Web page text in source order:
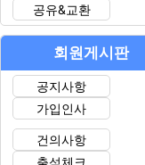
공유&교환
회원게시판
공지사항
가입인사
건의사항
출석체크